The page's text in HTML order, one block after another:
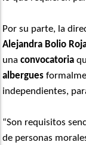
Por su parte, la
Alejandra Bolio
unaconvocatoria
albergues
independientes,
“Son requisitos
de personas